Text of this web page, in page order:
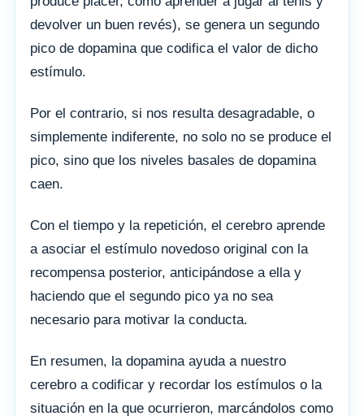
devolver un buen revés), se genera un segundo
pico de dopamina que codifica el valor de dicho
estímulo.
Por el contrario, si nos resulta desagradable, o
simplemente indiferente, no solo no se produce el
pico, sino que los niveles basales de dopamina
caen.
Con el tiempo y la repetición, el cerebro aprende
a asociar el estímulo novedoso original con la
recompensa posterior, anticipándose a ella y
haciendo que el segundo pico ya no sea
necesario para motivar la conducta.
En resumen, la dopamina ayuda a nuestro
cerebro a codificar y recordar los estímulos o la
situación en la que ocurrieron, marcándolos como